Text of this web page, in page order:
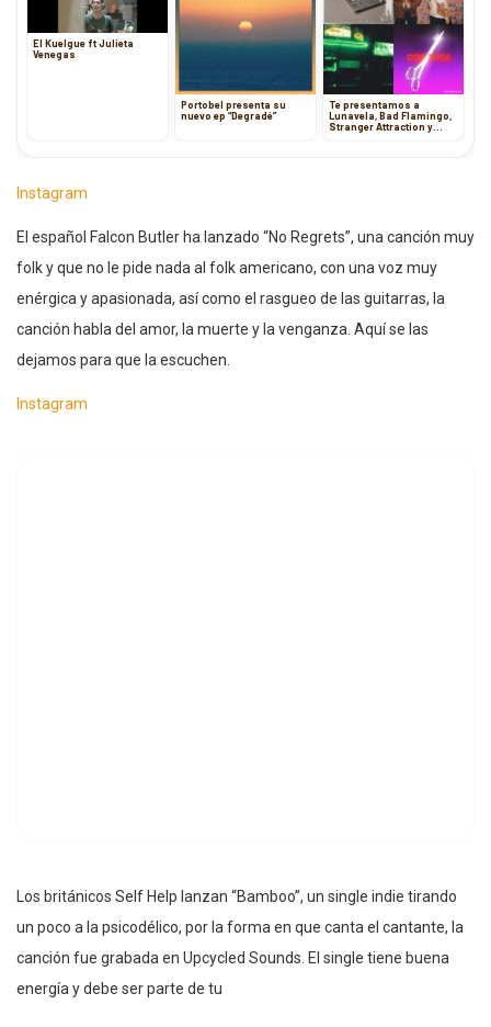
El Kuelgue ft Julieta
Venegas
Portobel presenta su
nuevo ep “Degradé”
Te presentamos a
Lunavela, Bad Flamingo,
Stranger Attraction y
Instagram
El español Falcon Butler ha lanzado “No Regrets”, una canción muy
folk y que no le pide nada al folk americano, con una voz muy
enérgica y apasionada, así como el rasgueo de las guitarras, la
canción habla del amor, la muerte y la venganza. Aquí se las
dejamos para que la escuchen.
Instagram
Los británicos Self Help lanzan “Bamboo”, un single indie tirando
un poco a la psicodélico, por la forma en que canta el cantante, la
canción fue grabada en Upcycled Sounds. El single tiene buena
energía y debe ser parte de tu